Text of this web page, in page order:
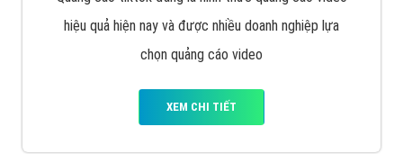
tạo bài bản tại các trung tâm SEO lớn như: Litado,
Inet, Vietmoz, Vinalink